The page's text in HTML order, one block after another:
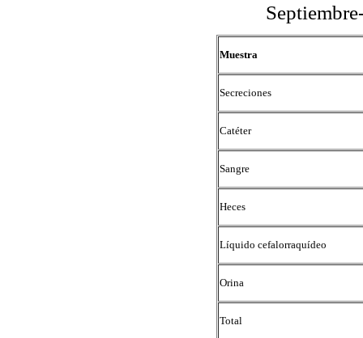
Muestra
Secreciones
Catéter
Sangre
Heces
Líquido cefalorraquídeo
Orina
Total